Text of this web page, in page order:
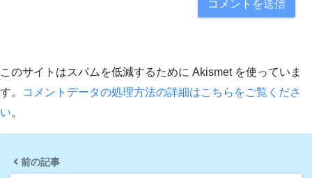
このサイトはスパムを低減するために Akismet を使っていま
す。
コメントデータの処理方法の詳細はこちらをご覧くださ
い。
前の記事